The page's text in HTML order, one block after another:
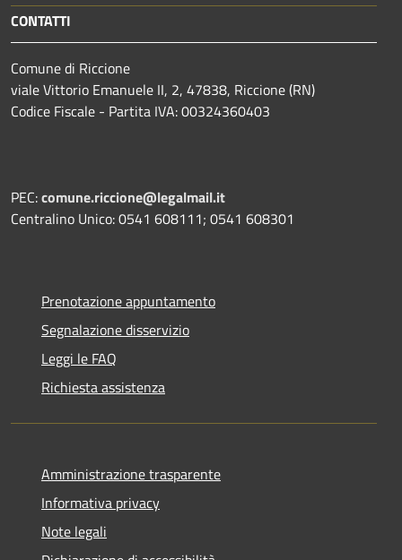
CONTATTI
Comune di Riccione
viale Vittorio Emanuele II, 2, 47838, Riccione (RN)
Codice Fiscale - Partita IVA: 00324360403
PEC:comune.riccione@legalmail.it
Centralino Unico: 0541 608111; 0541 608301
Prenotazione appuntamento
Segnalazione disservizio
Leggi le FAQ
Richiesta assistenza
Amministrazione trasparente
Informativa privacy
Note legali